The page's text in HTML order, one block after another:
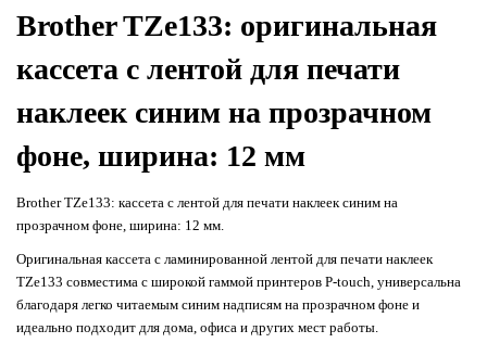
Brother TZe133: оригинальная
кассета с лентой для печати
наклеек синим на прозрачном
фоне, ширина: 12 мм
Brother TZe133: кассета с лентой для печати наклеек синим на
прозрачном фоне, ширина: 12 мм.
Оригинальная кассета с ламинированной лентой для печати наклеек
TZe133 совместима с широкой гаммой принтеров P-touch, универсальна
благодаря легко читаемым синим надписям на прозрачном фоне и
идеально подходит для дома, офиса и других мест работы.